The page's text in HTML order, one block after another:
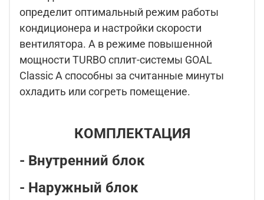
определит оптимальный режим работы
кондиционера и настройки скорости
вентилятора. А в режиме повышенной
мощности TURBO сплит-системы GOAL
Classic A способны за считанные минуты
охладить или согреть помещение.
КОМПЛЕКТАЦИЯ
- Внутренний блок
- Наружный блок